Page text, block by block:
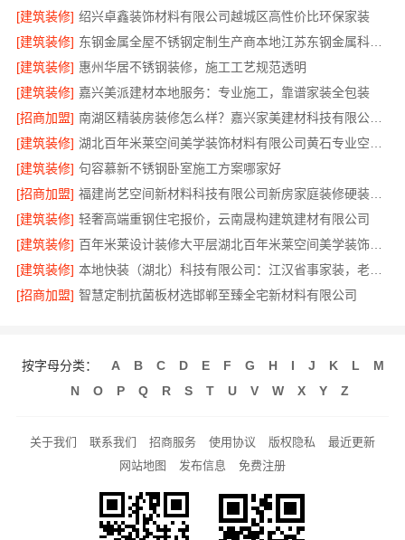
[建筑装修] 绍兴卓鑫装饰材料有限公司越城区高性价比环保家装
[建筑装修]
东钢金属全屋不锈钢定制生产商本地江苏东钢金属科技有限公司
[建筑装修] 惠州华居不锈钢装修，施工工艺规范透明
[建筑装修] 嘉兴美派建材本地服务：专业施工，靠谱家装全包装
[招商加盟]
南湖区精装房装修怎么样？嘉兴家美建材科技有限公司详解
[建筑装修]
[建筑装修] 句容慕新不锈钢卧室施工方案哪家好
[招商加盟]
福建尚艺空间新材料科技有限公司新房家庭装修硬装施工
[建筑装修] 轻奢高端重钢住宅报价，云南晟构建筑建材有限公司
[建筑装修]
百年米莱设计装修大平层湖北百年米莱空间美学装饰材料有限公司
[建筑装修]
本地快装（湖北）科技有限公司：江汉省事家装，老房翻新快人一步
[招商加盟] 智慧定制抗菌板材选邯郸至臻全宅新材料有限公司
按字母分类： A B C D E F G H I J K L
M
N
O P Q R S T U V W X Y Z
关于我们 联系我们 招商服务 使用协议 版权隐私
最近更新
网站地图
发布信息 免费注册